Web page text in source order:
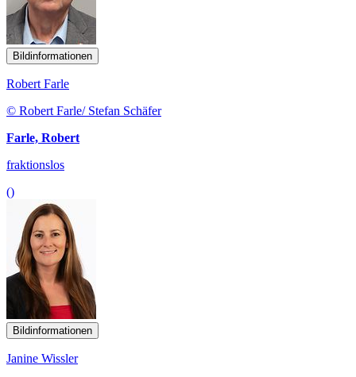
Bildinformationen
Robert Farle
© Robert Farle/ Stefan Schäfer
Farle, Robert
fraktionslos
()
Bildinformationen
Janine Wissler